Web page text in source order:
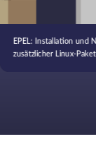
EPEL: Installation und
zusätzlicher Linux-